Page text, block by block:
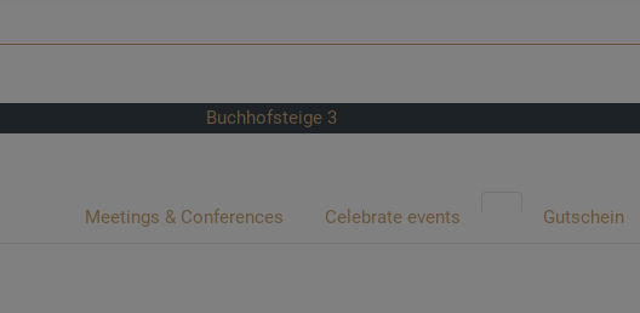
Buchhofsteige 3
Meetings & Conferences Celebrate events Gutschein